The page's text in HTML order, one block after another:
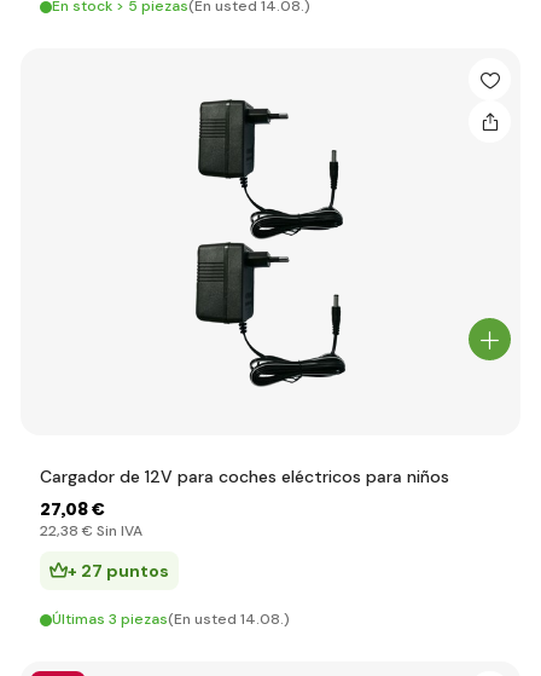
En stock > 5 piezas(En usted 14.08.)
Cargador de 12V para coches eléctricos para niños
27,08 €
22,38 € Sin IVA
+ 27 puntos
Últimas 3 piezas(En usted 14.08.)